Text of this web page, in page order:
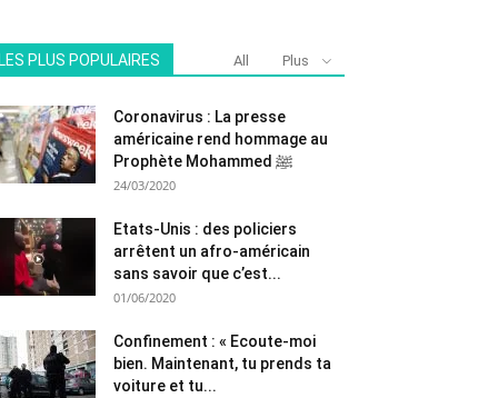
LES PLUS POPULAIRES All Plus
Coronavirus : La presse
américaine rend hommage au
Prophète Mohammed ﷺ
24/03/2020
Etats-Unis : des policiers
arrêtent un afro-américain
sans savoir que c’est...
01/06/2020
Confinement : « Ecoute-moi
bien. Maintenant, tu prends ta
voiture et tu...